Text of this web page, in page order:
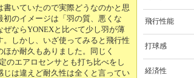
書いていたので実際どうなのかと思
初のイメージは「羽の質、悪くな
ぜならYONEXと比べて少し羽が薄
。しかし、いざ使ってみると飛行性
か耐久もありました。同じく
のエアロセンサとも打ち比べをし
じは違えど耐久性は全くと言ってい
飛行性能
打球感
経済性